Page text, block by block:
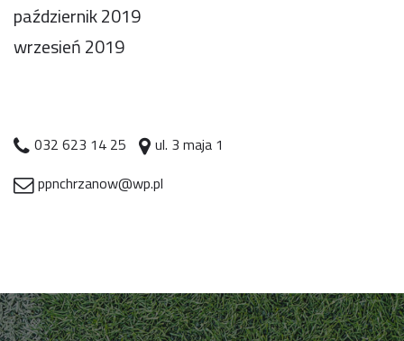
październik 2019
wrzesień 2019
032 623 14 25
ul. 3 maja 1
ppnchrzanow@wp.pl